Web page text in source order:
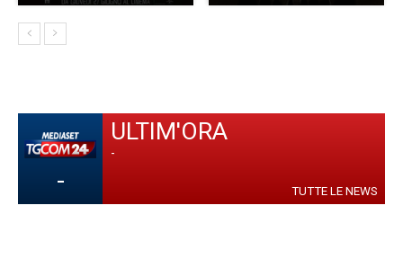
-
ULTIM'ORA
-
TUTTE LE NEWS